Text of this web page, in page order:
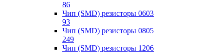
86
Чип (SMD) резисторы 0603
93
Чип (SMD) резисторы 0805
249
Чип (SMD) резисторы 1206